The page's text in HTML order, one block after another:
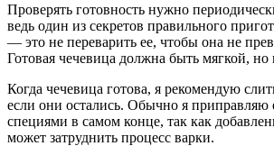
Проверять готовность нужно
ведь один из секретов правильного
— это не переварить ее, чтобы она не
Готовая чечевица должна быть мягкой, но
Когда чечевица готова, я рекомендую
если они остались. Обычно я приправляю
специями в самом конце, так как
может затруднить процесс варки.